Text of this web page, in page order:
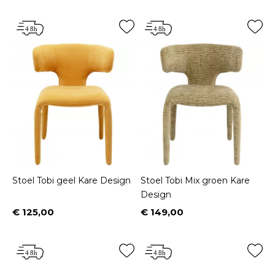
Stoel Tobi geel Kare Design
Prijs
€ 125,00
Stoel Tobi Mix groen Kare
Design
Prijs
€ 149,00